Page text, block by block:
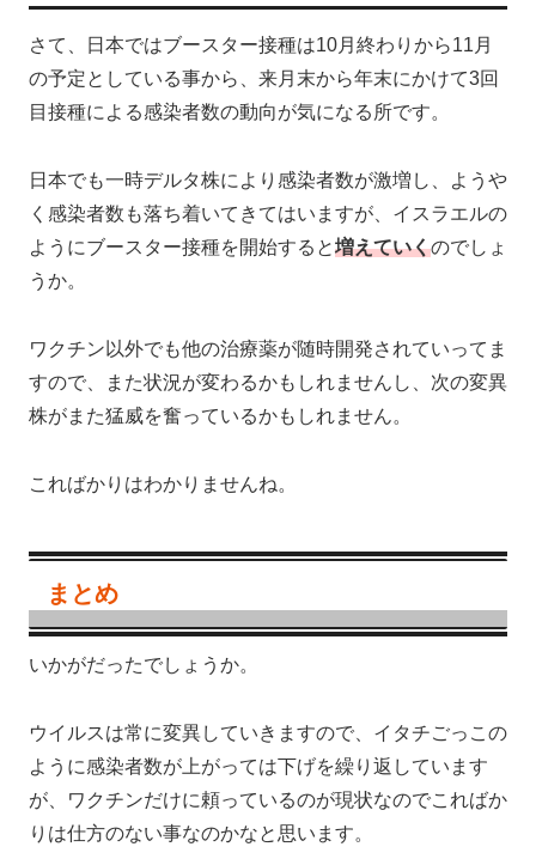
さて、日本ではブースター接種は10月終わりから11月
の予定としている事から、来月末から年末にかけて3回
目接種による感染者数の動向が気になる所です。
日本でも一時デルタ株により感染者数が激増し、ようや
く感染者数も落ち着いてきてはいますが、イスラエルの
ようにブースター接種を開始すると増えていくのでしょ
うか。
ワクチン以外でも他の治療薬が随時開発されていってま
すので、また状況が変わるかもしれませんし、次の変異
株がまた猛威を奮っているかもしれません。
こればかりはわかりませんね。
まとめ
いかがだったでしょうか。
ウイルスは常に変異していきますので、イタチごっこの
ように感染者数が上がっては下げを繰り返しています
が、ワクチンだけに頼っているのが現状なのでこればか
りは仕方のない事なのかなと思います。